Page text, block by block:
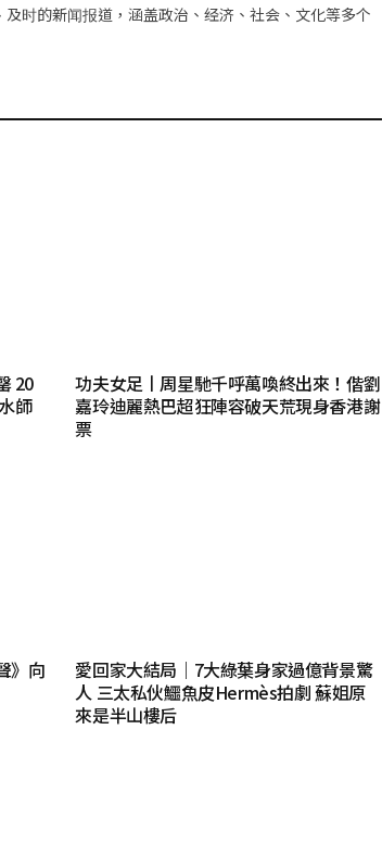
时的新闻报道，涵盖政治、经济、社会、文化等多个
20
師
功夫女足丨周星馳千呼萬喚終出來！偕劉
嘉玲迪麗熱巴超狂陣容破天荒現身香港謝
票
》向
愛回家大結局｜7大綠葉身家過億背景驚
人 三太私伙鱷魚皮Hermès拍劇 蘇姐原
來是半山樓后